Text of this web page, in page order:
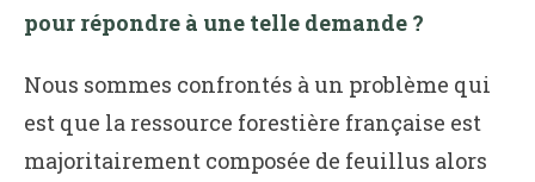
pour répondre à une telle demande ?
Nous sommes confrontés à un problème qui
est que la ressource forestière française est
majoritairement composée de feuillus alors